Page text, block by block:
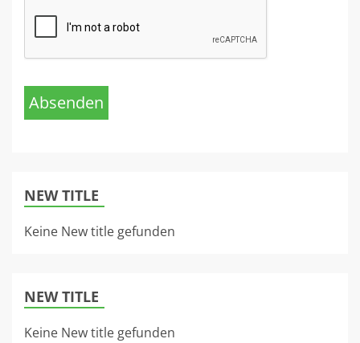
Absenden
NEW TITLE
Keine New title gefunden
NEW TITLE
Keine New title gefunden